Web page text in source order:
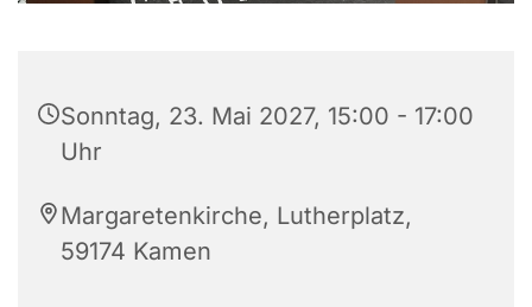
Sonntag, 23. Mai 2027, 15:00 - 17:00
Uhr
Margaretenkirche, Lutherplatz,
59174 Kamen